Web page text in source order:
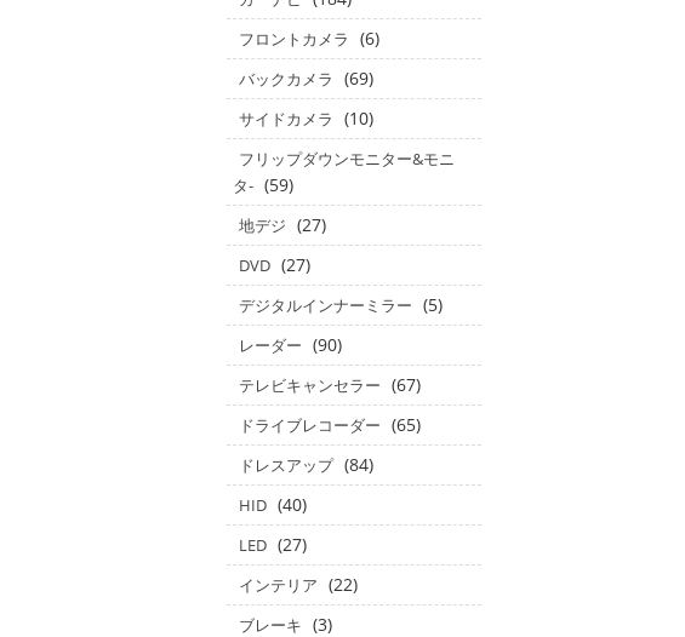
フロントカメラ (6)
バックカメラ (69)
サイドカメラ (10)
フリップダウンモニター&モニ
タ‐ (59)
地デジ (27)
DVD (27)
デジタルインナーミラー (5)
レーダー (90)
テレビキャンセラー (67)
ドライブレコーダー (65)
ドレスアップ (84)
HID (40)
LED (27)
インテリア (22)
ブレーキ (3)